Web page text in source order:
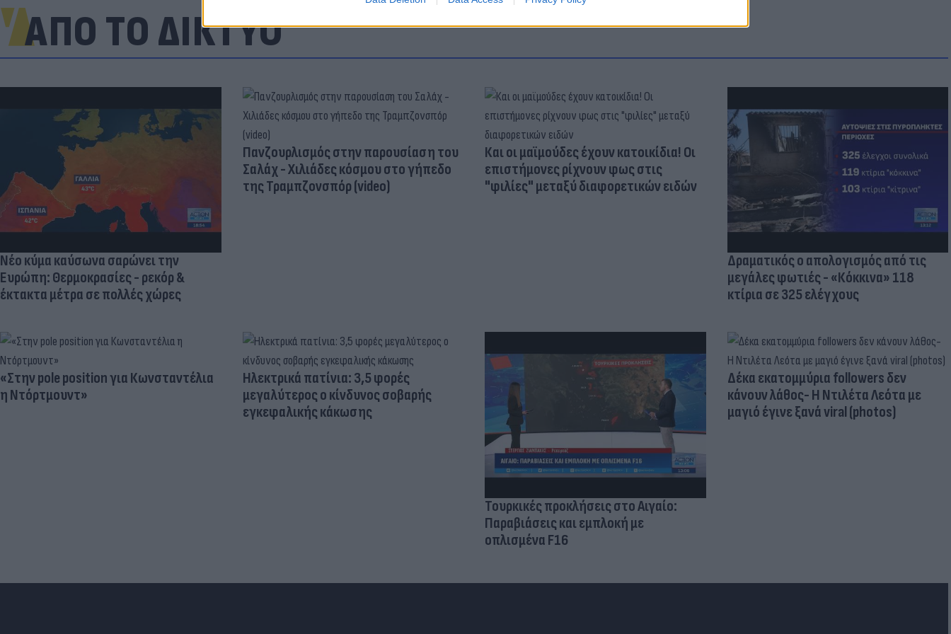
ΑΠΟ ΤΟ ΔΙΚΤΥΟ
Νέο κύμα καύσωνα σαρώνει την
Ευρώπη: Θερμοκρασίες - ρεκόρ &
έκτακτα μέτρα σε πολλές χώρες
Πανζουρλισμός στην παρουσίαση του
Σαλάχ - Χιλιάδες κόσμου στο γήπεδο
της Τραμπζονσπόρ (video)
Και οι μαϊμούδες έχουν κατοικίδια! Οι
επιστήμονες ρίχνουν φως στις
"φιλίες" μεταξύ διαφορετικών ειδών
Δραματικός ο απολογισμός από τις
μεγάλες φωτιές - «Κόκκινα» 118
κτίρια σε 325 ελέγχους
«Στην pole position για Κωνσταντέλια
η Ντόρτμουντ»
Ηλεκτρικά πατίνια: 3,5 φορές
μεγαλύτερος ο κίνδυνος σοβαρής
εγκεφαλικής κάκωσης
Τουρκικές προκλήσεις στο Αιγαίο:
Παραβιάσεις και εμπλοκή με
οπλισμένα F16
Δέκα εκατομμύρια followers δεν
κάνουν λάθος- Η Ντιλέτα Λεότα με
μαγιό έγινε ξανά viral (photos)